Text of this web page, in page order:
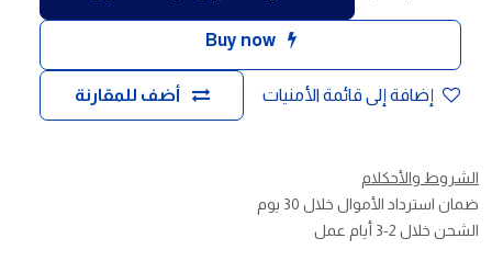
Buy now
أضف للمقارنة إضافة إلى قائمة الأمنيات
الشروط والأحكلام
ضمان استرداد الأموال خلال 30 يوم
الشحن خلال 2-3 أيام عمل